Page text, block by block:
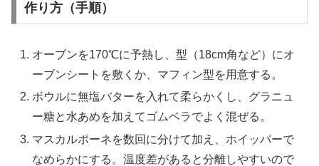
作り方（手順）
オーブンを170℃に予熱し、型（18cm角など）にオ
ーブンシートを敷くか、マフィン型を用意する。
ボウルに無塩バターを入れて柔らかくし、グラニュ
ー糖と水あめを加えてゴムベラでよく混ぜる。
マスカルポーネを数回に分けて加え、ホイッパーで
なめらかにする。温度差があると分離しやすいので